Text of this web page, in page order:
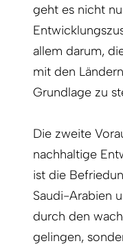
geht es nicht
allem darum,
mit den
Grundlage zu
Die zweite
nachhaltige
ist die
Saudi-Arabien
durch den
gelingen,